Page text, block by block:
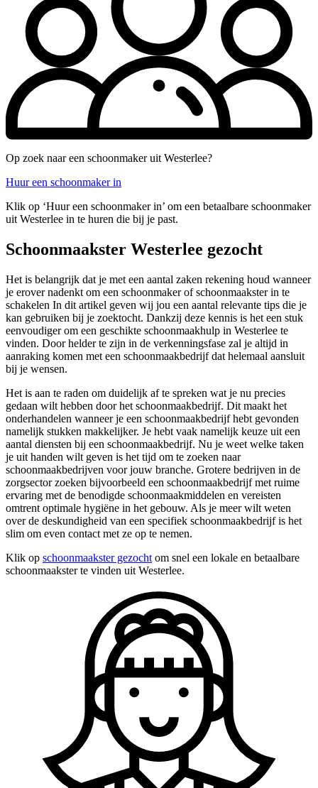
Op zoek naar een schoonmaker uit Westerlee?
Huur een schoonmaker in
Klik op ‘Huur een schoonmaker in’ om een betaalbare schoonmaker
uit Westerlee in te huren die bij je past.
Schoonmaakster Westerlee gezocht
Het is belangrijk dat je met een aantal zaken rekening houd wanneer
je erover nadenkt om een schoonmaker of schoonmaakster in te
schakelen In dit artikel geven wij jou een aantal relevante tips die je
kan gebruiken bij je zoektocht. Dankzij deze kennis is het een stuk
eenvoudiger om een geschikte schoonmaakhulp in Westerlee te
vinden. Door helder te zijn in de verkenningsfase zal je altijd in
aanraking komen met een schoonmaakbedrijf dat helemaal aansluit
bij je wensen.
Het is aan te raden om duidelijk af te spreken wat je nu precies
gedaan wilt hebben door het schoonmaakbedrijf. Dit maakt het
onderhandelen wanneer je een schoonmaakbedrijf hebt gevonden
namelijk stukken makkelijker. Je hebt vaak namelijk keuze uit een
aantal diensten bij een schoonmaakbedrijf. Nu je weet welke taken
je uit handen wilt geven is het tijd om te zoeken naar
schoonmaakbedrijven voor jouw branche. Grotere bedrijven in de
zorgsector zoeken bijvoorbeeld een schoonmaakbedrijf met ruime
ervaring met de benodigde schoonmaakmiddelen en vereisten
omtrent optimale hygiëne in het gebouw. Als je meer wilt weten
over de deskundigheid van een specifiek schoonmaakbedrijf is het
slim om even contact met ze op te nemen.
Klik op schoonmaakster gezocht om snel een lokale en betaalbare
schoonmaakster te vinden uit Westerlee.